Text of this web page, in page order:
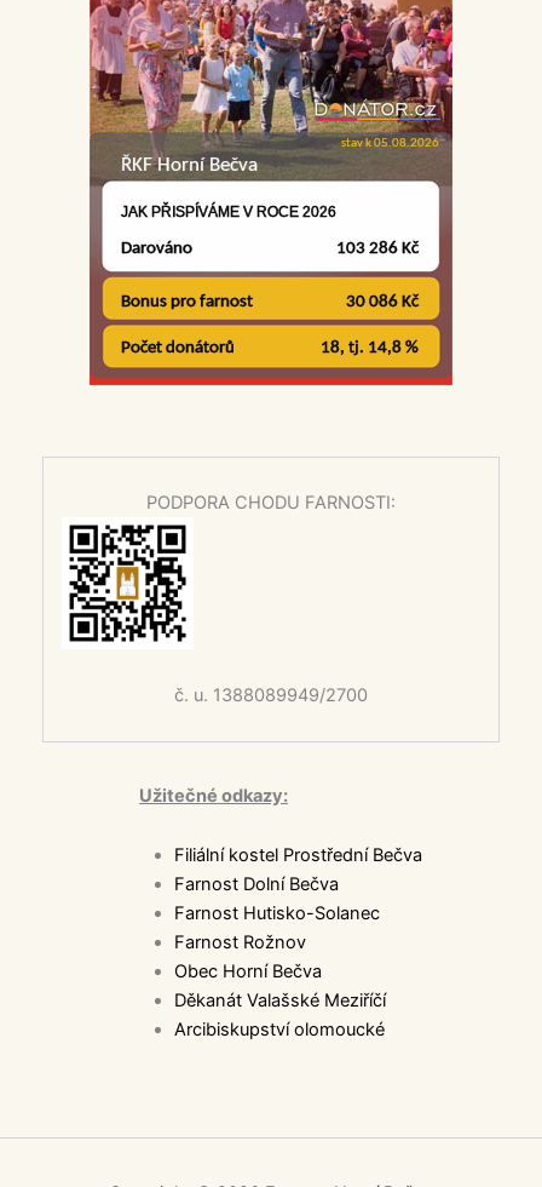
PODPORA CHODU FARNOSTI:
č. u. 1388089949/2700
Užitečné odkazy:
Filiální kostel Prostřední Bečva
Farnost Dolní Bečva
Farnost Hutisko-Solanec
Farnost Rožnov
Obec Horní Bečva
Děkanát Valašské Meziříčí
Arcibiskupství olomoucké